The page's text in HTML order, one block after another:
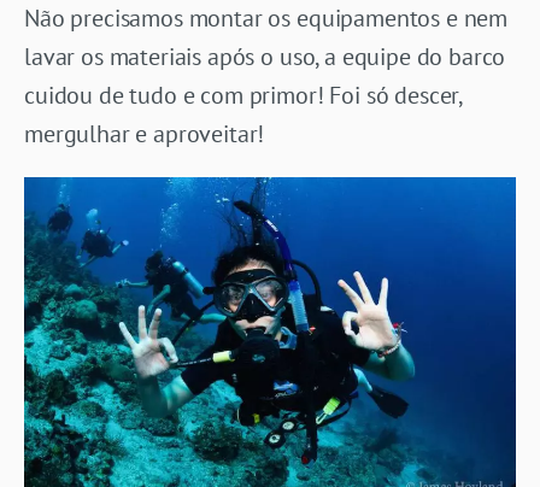
Não precisamos montar os equipamentos e nem
lavar os materiais após o uso, a equipe do barco
cuidou de tudo e com primor! Foi só descer,
mergulhar e aproveitar!